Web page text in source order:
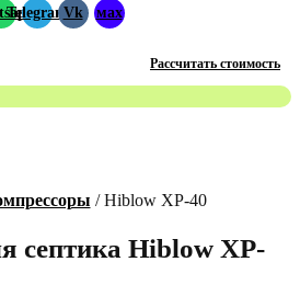
TelegramVk мах
Рассчитать стоимость
/ Hiblow XP-40
септика Hiblow XP-